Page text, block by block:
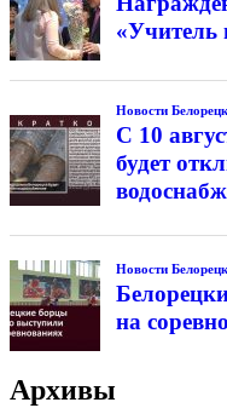
«Учитель
Новости
С 10
будет
Новости
на
Архивы